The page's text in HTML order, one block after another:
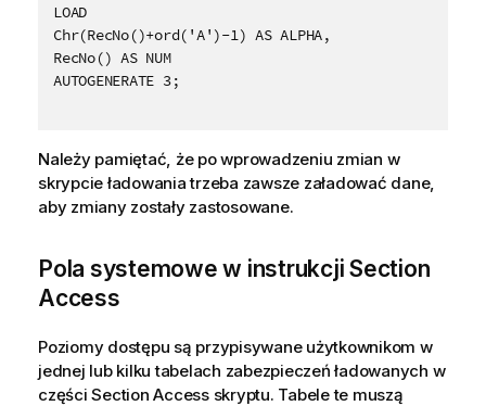
LOAD
Chr(RecNo()+ord('A')-1) AS ALPHA,
RecNo() AS NUM
AUTOGENERATE 3;
Należy pamiętać, że po wprowadzeniu zmian w
skrypcie ładowania trzeba zawsze załadować dane,
aby zmiany zostały zastosowane.
Pola systemowe w instrukcji Section
Access
Poziomy dostępu są przypisywane użytkownikom w
jednej lub kilku tabelach zabezpieczeń ładowanych w
części Section Access skryptu. Tabele te muszą